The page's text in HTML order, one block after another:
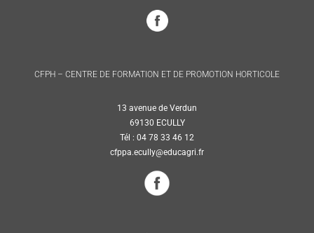
CFPH – CENTRE DE FORMATION ET DE PROMOTION HORTICOLE
13 avenue de Verdun
69130 ECULLY
Tél : 04 78 33 46 12
cfppa.ecully@educagri.fr